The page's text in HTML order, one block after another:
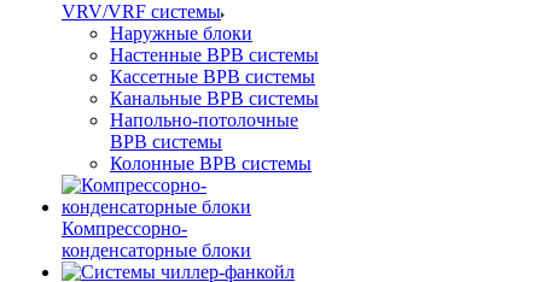
VRV/VRF системы
Наружные блоки
Настенные ВРВ системы
Кассетные ВРВ системы
Канальные ВРВ системы
Напольно-потолочные
ВРВ системы
Колонные ВРВ системы
Компрессорно-
конденсаторные блоки